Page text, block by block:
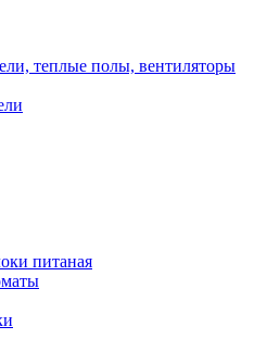
теплые полы, вентиляторы
питаная